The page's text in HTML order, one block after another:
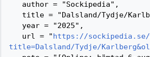
   url = "
https://sockipedia.se/
title=Dalsland/Tydje/